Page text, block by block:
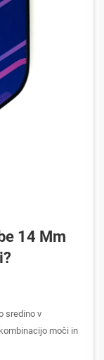
14 Mm
sredino v
moči in
tekmi. Ta